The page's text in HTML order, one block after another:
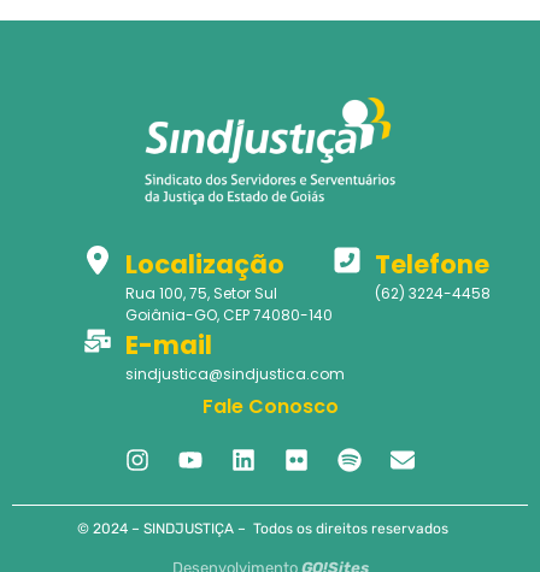
Localização
Rua 100, 75, Setor Sul
Goiânia-GO, CEP 74080-140
Telefone
(62) 3224-4458
E-mail
sindjustica@sindjustica.com
Fale Conosco
© 2024 – SINDJUSTIÇA – Todos os direitos reservados
Desenvolvimento GO!Sites